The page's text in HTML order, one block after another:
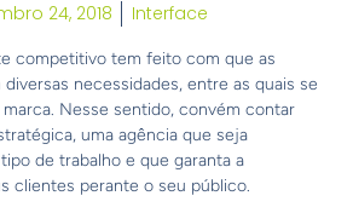
24, 2018 Interface
competitivo tem feito com que as
necessidades, entre as quais se
Nesse sentido, convém contar
uma agência que seja
de trabalho e que garanta a
clientes perante o seu público.